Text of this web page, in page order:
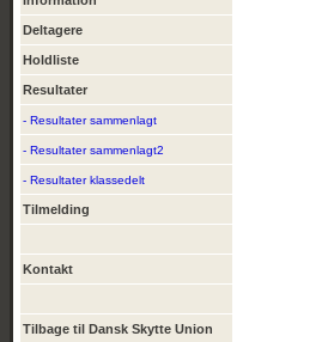
Deltagere
Holdliste
Resultater
- Resultater sammenlagt
- Resultater sammenlagt2
- Resultater klassedelt
Tilmelding
Kontakt
Tilbage til Dansk Skytte Union